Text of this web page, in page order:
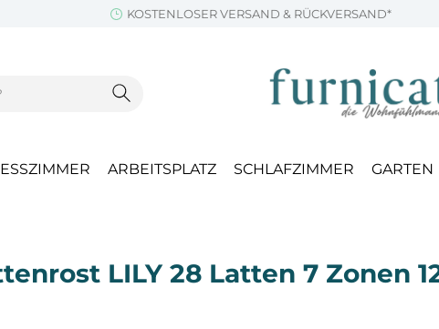
KOSTENLOSER VERSAND & RÜCKVERSAND*
ESSZIMMER ARBEITSPLATZ SCHLAFZIMMER GARTEN
LILY 28 Latten 7 Zonen